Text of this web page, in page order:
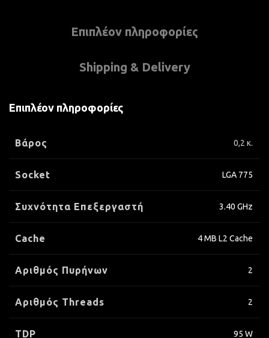
Επιπλέον πληροφορίες
Shipping & Delivery
Επιπλέον πληροφορίες
Βάρος 0,2 κ.
Socket LGA 775
Συχνότητα Επεξεργαστή 3.40 GHz
Cache 4 MB L2 Cache
Αριθμός Πυρήνων 2
Αριθμός Threads 2
TDP 95 W